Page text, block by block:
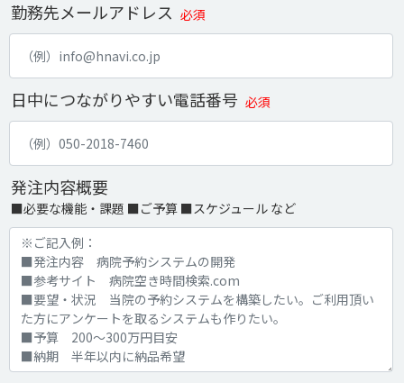
勤務先メールアドレス 必須
日中につながりやすい電話番号 必須
発注内容概要
■必要な機能・課題 ■ご予算 ■スケジュール など